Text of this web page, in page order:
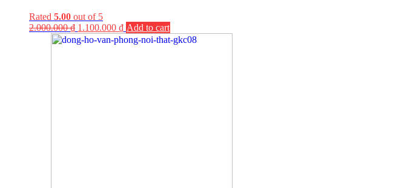
Rated 5.00 out of 5
2.000.000₫ 1.100.000 ₫ Add to cart